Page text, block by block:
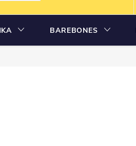
BAREBONES